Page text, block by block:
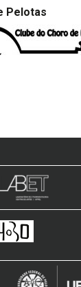
Pelotas